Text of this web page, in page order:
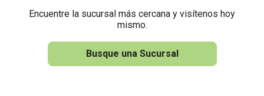
Encuentre la sucursal más cercana y visítenos hoy
mismo.
Busque una Sucursal